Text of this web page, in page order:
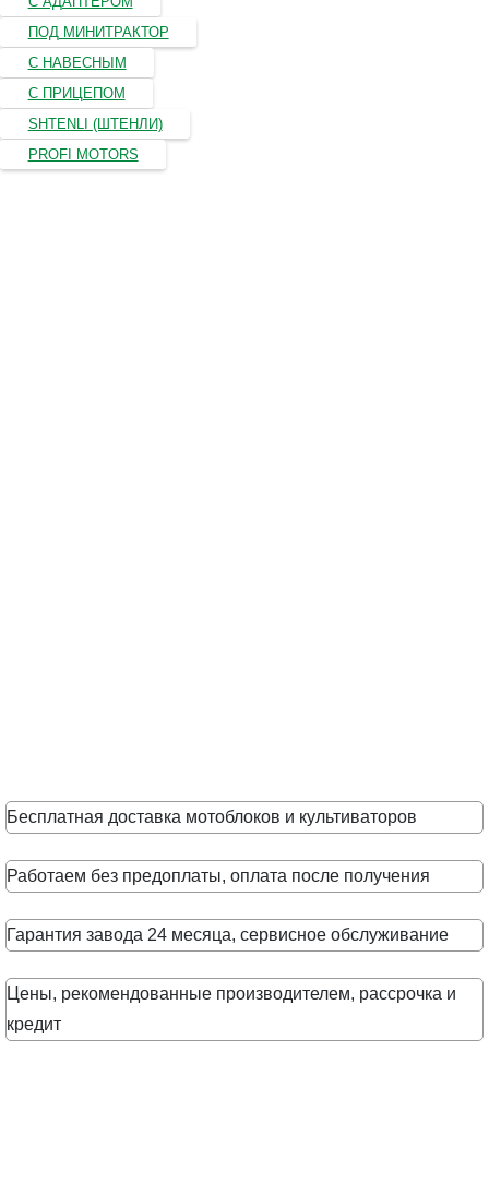
ПОД МИНИТРАКТОР
С НАВЕСНЫМ
С ПРИЦЕПОМ
SHTENLI (ШТЕНЛИ)
PROFI MOTORS
Бесплатная доставка мотоблоков и культиваторов
Работаем без предоплаты, оплата после получения
Гарантия завода 24 месяца, сервисное обслуживание
Цены, рекомендованные производителем, рассрочка и
кредит